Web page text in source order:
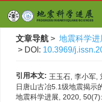
文章导航 > 地震科学进
> DOI: 10.3969/
引用本文: 王玉石, 李小军,
日唐山古冶5.1级地震揭示
地震科学进展, 2020,